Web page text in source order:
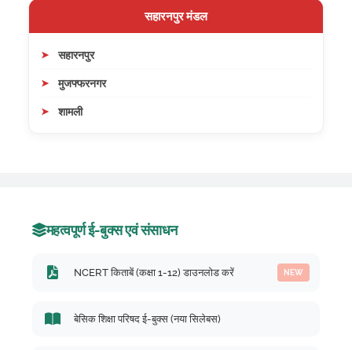
सहारनपुर मंडल
सहारनपुर
मुजफ्फरनगर
शामली
महत्वपूर्ण ई-बुक्स एवं संसाधन
NCERT किताबें (कक्षा 1-12) डाउनलोड करें NEW
बेसिक शिक्षा परिषद ई-बुक्स (नया सिलेबस)